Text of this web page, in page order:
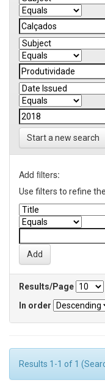
Start a new search
Add filters:
Use filters to refine
Results/Page
In order
Results 1-1 of 1